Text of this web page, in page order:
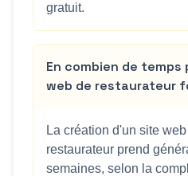
gratuit.
En combien de
web de restaurateur
La création d'un site
restaurateur prend
semaines, selon la